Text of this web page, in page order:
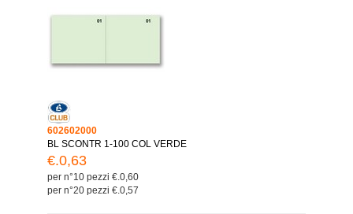
602602000
BL SCONTR 1-100 COL VERDE
€.0,63
per n°10 pezzi €.0,60
per n°20 pezzi €.0,57